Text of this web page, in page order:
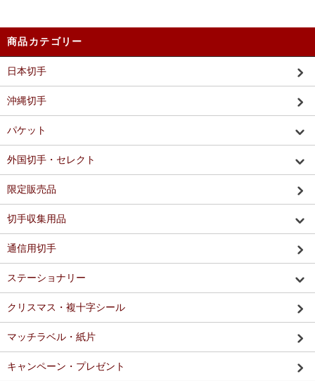
商品カテゴリー
日本切手
沖縄切手
パケット
外国切手・セレクト
限定販売品
切手収集用品
通信用切手
ステーショナリー
クリスマス・複十字シール
マッチラベル・紙片
キャンペーン・プレゼント